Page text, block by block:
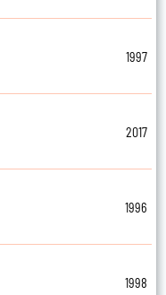
1997
2017
1996
1998